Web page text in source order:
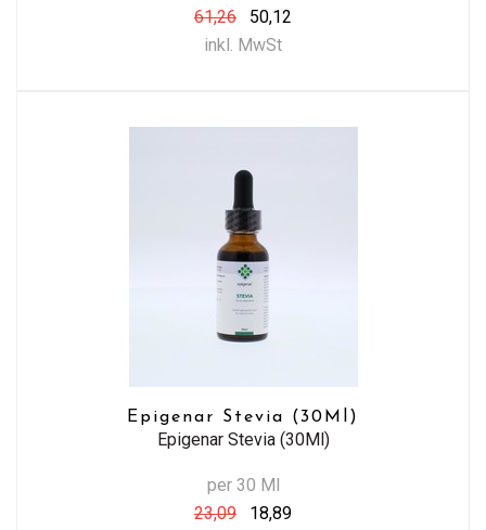
61,26
50,12
inkl. MwSt
Epigenar Stevia (30Ml)
Epigenar Stevia (30Ml)
per 30 Ml
23,09
18,89